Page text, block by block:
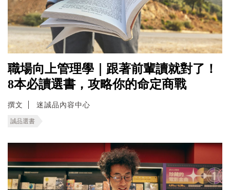
職場向上管理學｜跟著前輩讀就對了！
8本必讀選書，攻略你的命定商戰
撰文 迷誠品內容中心
誠品選書